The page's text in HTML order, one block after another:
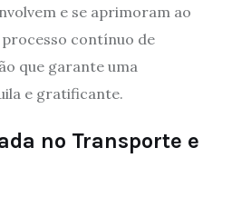
e se aprimoram ao
contínuo de
que garante uma
e gratificante.
no Transporte e